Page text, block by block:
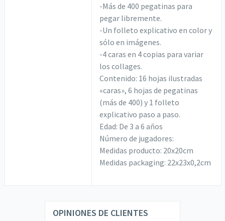
-Más de 400 pegatinas para
pegar libremente.
-Un folleto explicativo en color y
sólo en imágenes.
-4 caras en 4 copias para variar
los collages.
Contenido: 16 hojas ilustradas
«caras», 6 hojas de pegatinas
(más de 400) y 1 folleto
explicativo paso a paso.
Edad: De 3 a 6 años
Número de jugadores:
Medidas producto: 20x20cm
Medidas packaging: 22x23x0,2cm
OPINIONES DE CLIENTES